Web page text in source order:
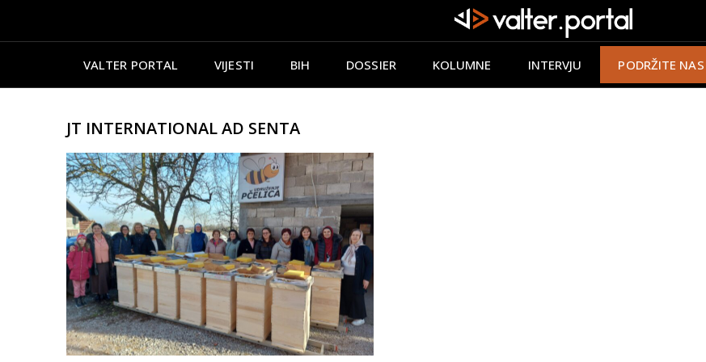
VALTER PORTAL VIJESTI BIH DOSSIER KOLUMNE INTERVJU PODRŽITE NAS
JT INTERNATIONAL AD SENTA